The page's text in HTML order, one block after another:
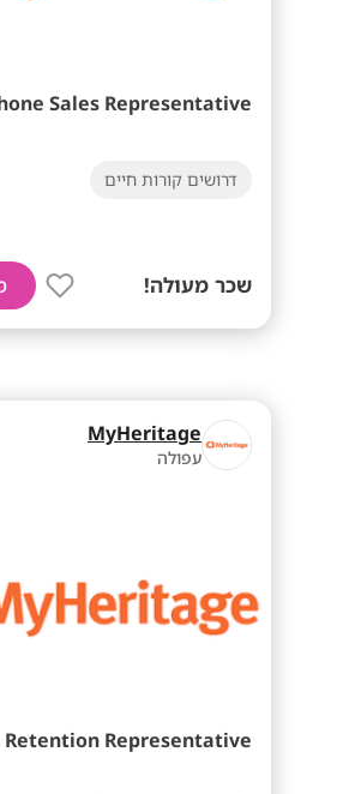
Sales Representative
דרושים קורות חיים
שכר מעולה!
MyHeritage
עפולה
Retention Representative